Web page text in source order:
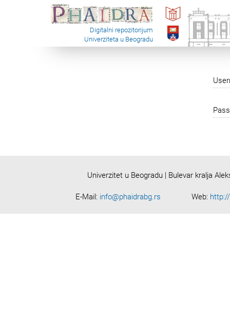
Digitalni repozitorijum
Univerziteta u Beogradu
Univerzitet u Beogradu | Bulevar kralja
E-Mail: info@phaidrabg.rs Web: